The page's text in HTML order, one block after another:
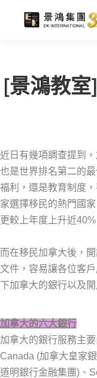
[景鴻教
近日有幾項調查提到
也是世界排名第二的
福利，還是教育制度
家選擇移民的熱門國
更較上年度上升近40%
而在移民加拿大後，
文件，容易讓各位客
下加拿大的銀行以及
加拿大的六大銀行
加拿大的銀行服務主
Canada (加拿大皇家
道明銀行金融集團)、